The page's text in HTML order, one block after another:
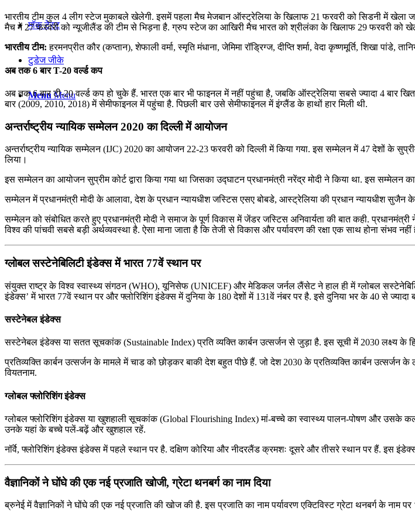
मॉक टेस्ट
टुडेज जीके
Menu Menu
भारतीय टीम कुल 4 लीग स्टेज मुकाबले खेलेगी. इसमें पहला मैच मेजबान ऑस्ट्रेलिया के खिलाफ 21 फरवरी को सिडनी में खेला
मैच में 27 फरवरी को न्यूजीलैंड की टीम से भिड़ना है. ग्रुप स्टेज का आखिरी मैच भारत को श्रीलंका के खिलाफ 29 फरवरी को
भारतीय टीम: हरमनप्रीत कौर (कप्तान), शेफाली वर्मा, स्मृति मंधाना, जेमिमा रॉड्रिग्ज, दीप्ति शर्मा, वेदा कृष्णमूर्ति, शिखा पांडे,
अब तक 6 बार T-20 वर्ल्ड कप
अब तक 6 बार टी-20 वर्ल्ड कप हो चुके हैं. भारत एक बार भी फाइनल में नहीं पहुंचा है, जबकि ऑस्ट्रेलिया सबसे ज्यादा 4 बार
बार (2009, 2010, 2018) में सेमीफाइनल में पहुंचा है. पिछली बार उसे सेमीफाइनल में इंग्लैंड के हाथों हार मिली थी.
अन्तर्राष्ट्रीय न्यायिक सम्मेलन 2020 का दिल्ली में आयोजन
अन्तर्राष्ट्रीय न्यायिक सम्मेलन (IJC) 2020 का आयोजन 22-23 फरवरी को दिल्ली में किया गया. इस सम्मेलन में 47 देशों के
लिया।
इस सम्मेलन का आयोजन सुप्रीम कोर्ट द्वारा किया गया था जिसका उद्घाटन प्रधानमंत्री नरेंद्र मोदी ने किया था. इस
सम्मेलन में प्रधानमंत्री मोदी के आलावा, देश के प्रधान न्यायधीश जस्टिस एसए बोबडे, आस्ट्रेलिया की प्रधान न्यायधीश सुजैन
सम्मेलन को संबोधित करते हुए प्रधानमंत्री मोदी ने समाज के पूर्ण विकास में जेंडर जस्टिस अनिवार्यता की बात कही.
विश्व की पांचवी सबसे बड़ी अर्थव्यवस्था है. ऐसा माना जाता है कि तेजी से विकास और पर्यावरण की रक्षा एक साथ होना संभव
ग्लोबल सस्टेनेबिलिटी इंडेक्स में भारत 77वें स्थान पर
संयुक्त राष्ट्र के विश्व स्वास्थ्य संगठन (WHO), यूनिसेफ (UNICEF) और मेडिकल जर्नल लैंसेट ने हाल ही में ग्लोबल
इंडेक्स’ में भारत 77वें स्थान पर और फ्लोरिशिंग इंडेक्स में दुनिया के 180 देशों में 131वें नंबर पर है. इसे दुनिया भर के 40 से ज्यादा
सस्टेनेबल इंडेक्स
सस्टेनेबल इंडेक्स या सतत सूचकांक (Sustainable Index) प्रति व्यक्ति कार्बन उत्सर्जन से जुड़ा है. इस सूची में 2030 लक्ष्य के
प्रतिव्यक्ति कार्बन उत्सर्जन के मामले में चाड को छोड़कर बाकी देश बहुत पीछे हैं. जो देश 2030 के प्रतिव्यक्ति कार्बन उत्सर्जन
वियतनाम.
ग्लोबल फ्लोरिशिंग इंडेक्स
ग्लोबल फ्लोरिशिंग इंडेक्स या खुशहाली सूचकांक (Global Flourishing Index) मां-बच्चे का स्वास्थ्य पालन-पोषण और उसके
उनके यहां के बच्चे पलें-बढ़ें और खुशहाल रहें.
नॉर्वे, फ्लोरिशिंग इंडेक्स इंडेक्स में पहले स्थान पर है. दक्षिण कोरिया और नीदरलैंड क्रमशः दूसरे और तीसरे स्थान पर हैं. इस
वैज्ञानिकों ने घोंघे की एक नई प्रजाति खोजी, ग्रेटा थनबर्ग का नाम दिया
ब्रुनेई में वैज्ञानिकों ने घोंघे की एक नई प्रजाति की खोज की है. इस प्रजाति का नाम पर्यावरण एक्टिविस्ट ग्रेटा थनबर्ग के नाम पर